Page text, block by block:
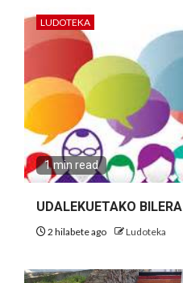
LUDOTEKA
1 min read
UDALEKUETAKO BILERA
2 hilabete ago Ludoteka